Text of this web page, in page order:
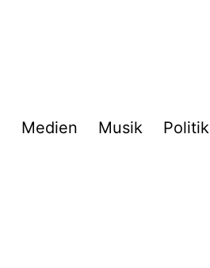
Medien Musik Politik